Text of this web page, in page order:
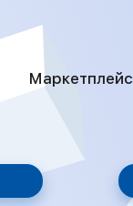
Маркетплейс